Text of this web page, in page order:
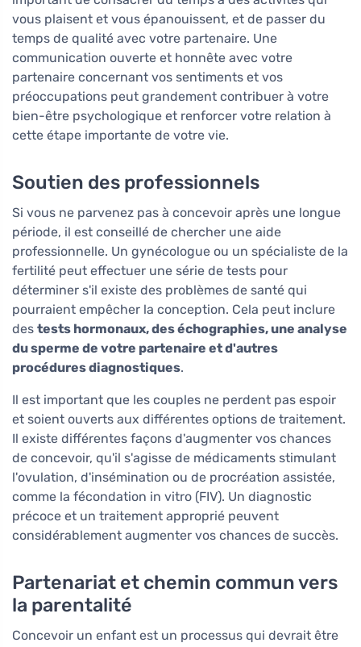
vous plaisent et vous épanouissent, et de passer du
temps de qualité avec votre partenaire. Une
communication ouverte et honnête avec votre
partenaire concernant vos sentiments et vos
préoccupations peut grandement contribuer à votre
bien-être psychologique et renforcer votre relation à
cette étape importante de votre vie.
Soutien des professionnels
Si vous ne parvenez pas à concevoir après une longue
période, il est conseillé de chercher une aide
professionnelle. Un gynécologue ou un spécialiste de la
fertilité peut effectuer une série de tests pour
déterminer s'il existe des problèmes de santé qui
pourraient empêcher la conception. Cela peut inclure
des tests hormonaux, des échographies, une analyse
du sperme de votre partenaire et d'autres
procédures diagnostiques.
Il est important que les couples ne perdent pas espoir
et soient ouverts aux différentes options de traitement.
Il existe différentes façons d'augmenter vos chances
de concevoir, qu'il s'agisse de médicaments stimulant
l'ovulation, d'insémination ou de procréation assistée,
comme la fécondation in vitro (FIV). Un diagnostic
précoce et un traitement approprié peuvent
considérablement augmenter vos chances de succès.
Partenariat et chemin commun vers
la parentalité
Concevoir un enfant est un processus qui devrait être